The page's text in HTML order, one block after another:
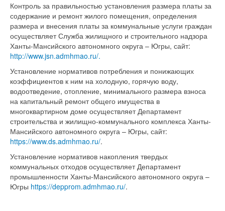
Контроль за правильностью установления размера платы за
содержание и ремонт жилого помещения, определения
размера и внесения платы за коммунальные услуги граждан
осуществляет Служба жилищного и строительного надзора
Ханты-Мансийского автономного округа – Югры, сайт:
http://www.jsn.admhmao.ru/.
Установление нормативов потребления и понижающих
коэффициентов к ним на холодную, горячую воду,
водоотведение, отопление, минимального размера взноса
на капитальный ремонт общего имущества в
многоквартирном доме осуществляет Департамент
строительства и жилищно-коммунального комплекса Ханты-
Мансийского автономного округа – Югры, сайт:
https://www.ds.admhmao.ru/.
Установление нормативов накопления твердых
коммунальных отходов осуществляет Департамент
промышленности Ханты-Мансийского автономного округа –
Югры https://depprom.admhmao.ru/.